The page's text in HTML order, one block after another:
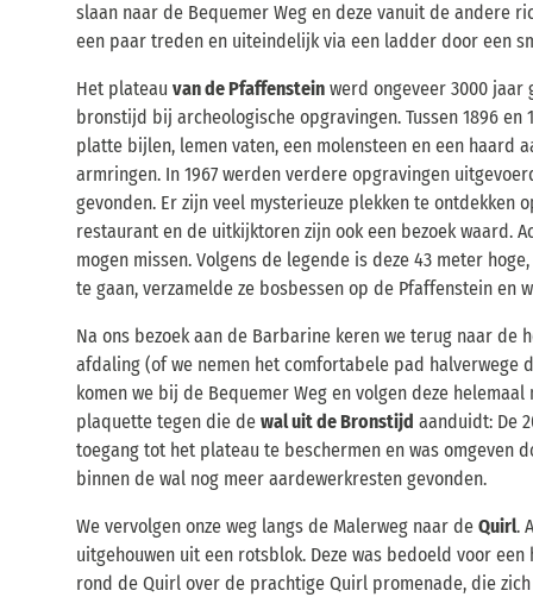
slaan naar de Bequemer Weg en deze vanuit de andere
een paar treden en uiteindelijk via een ladder door een
Het plateau van de Pfaffenstein werd ongeveer 3000
bronstijd bij archeologische opgravingen. Tussen 1896
platte bijlen, lemen vaten, een molensteen en een haard
armringen. In 1967 werden verdere opgravingen
gevonden. Er zijn veel mysterieuze plekken te ontdekken
restaurant en de uitkijktoren zijn ook een bezoek waard.
mogen missen. Volgens de legende is deze 43 meter
te gaan, verzamelde ze bosbessen op de Pfaffenstein en
Na ons bezoek aan de Barbarine keren we terug naar de
afdaling (of we nemen het comfortabele pad halverwege
komen we bij de Bequemer Weg en volgen deze
plaquette tegen die de wal uit de Bronstijd aanduidt: De
toegang tot het plateau te beschermen en was omgeven
binnen de wal nog meer aardewerkresten gevonden.
We vervolgen onze weg langs de Malerweg naar de Quirl.
uitgehouwen uit een rotsblok. Deze was bedoeld voor
rond de Quirl over de prachtige Quirl promenade, die